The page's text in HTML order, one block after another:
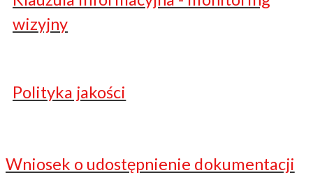
wizyjny
Polityka jakości
Wniosek o udostępnienie dokumentacji